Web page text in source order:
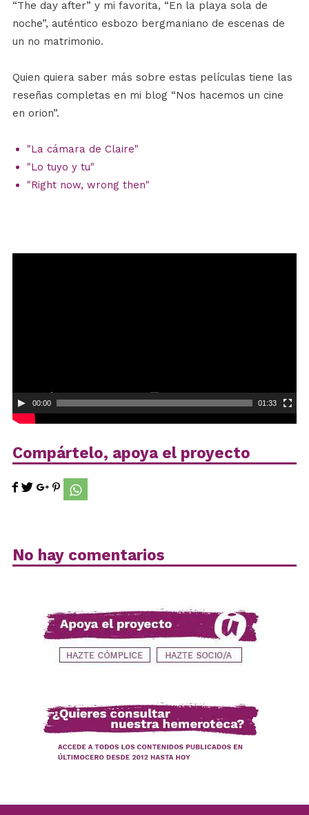
“The day after” y mi favorita, “En la playa sola de
noche”, auténtico esbozo bergmaniano de escenas de
un no matrimonio.
Quien quiera saber más sobre estas películas tiene las
reseñas completas en mi blog “Nos hacemos un cine
en orion”.
"La cámara de Claire"
"Lo tuyo y tu"
"Right now, wrong then"
00:00 01:33
Compártelo, apoya el proyecto
No hay comentarios